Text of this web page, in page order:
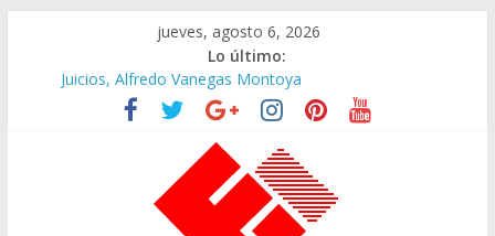
contenido
jueves, agosto 6, 2026
Lo último:
Juicios, Alfredo Vanegas Montoya
Felices en la Fiesta de las Flores
Café Presidencial
Ministra de Cultura y Centro de Historia de Envigado
De Cara al Porvenir, Pedro Juan González